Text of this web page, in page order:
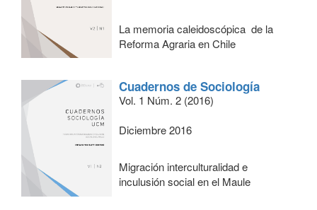
La memoria caleidoscópica de la
Reforma Agraria en Chile
Cuadernos de Sociología
Vol. 1 Núm. 2 (2016)
Diciembre 2016
Migración interculturalidad e
inculusión social en el Maule